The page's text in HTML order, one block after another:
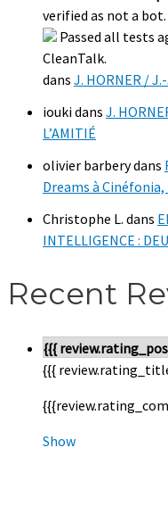
verified as not a bot.
Passed all tests
CleanTalk.
dans J. HORNER / J.-
ioukidans J.
L’AMITIÉ
olivier barberydans
Dreams à
Christophe L. dans
INTELLIGENCE :
Recent
{{{
{{{
Show